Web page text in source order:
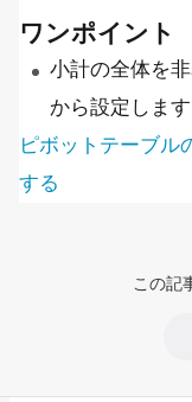
ワンポイント
小計の全体を
から設定します
ピボットテーブル
する
この記